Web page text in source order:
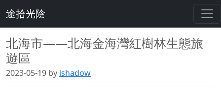
途拾光陰
北海市——北海金海灣紅樹林生態旅
遊區
2023-05-19 by ishadow